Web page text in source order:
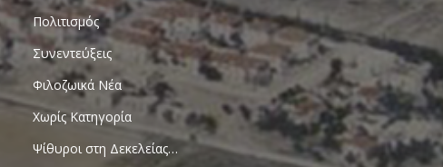
Πολιτισμός
Συνεντεύξεις
Φιλοζωικά Νέα
Χωρίς Κατηγορία
Ψίθυροι στη Δεκελείας…